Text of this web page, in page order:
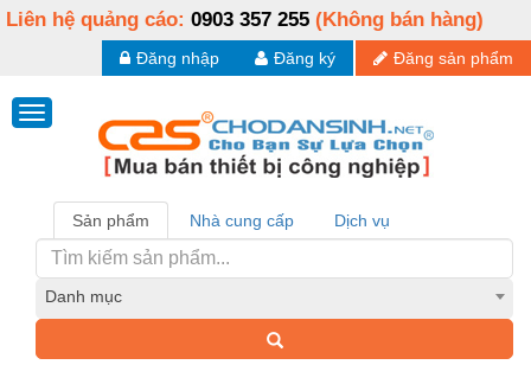
Liên hệ quảng cáo: 0903 357 255 (Không bán hàng)
Đăng sản phẩm
Đăng ký
Đăng nhập
Sản phẩm Nhà cung cấp Dịch vụ
Danh mục